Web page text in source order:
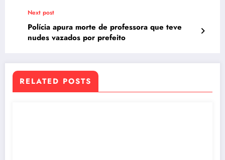
Next post
Polícia apura morte de professora que teve
nudes vazados por prefeito
RELATED POSTS